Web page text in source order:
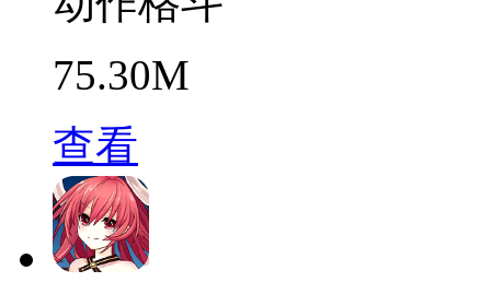
75.30M
查看